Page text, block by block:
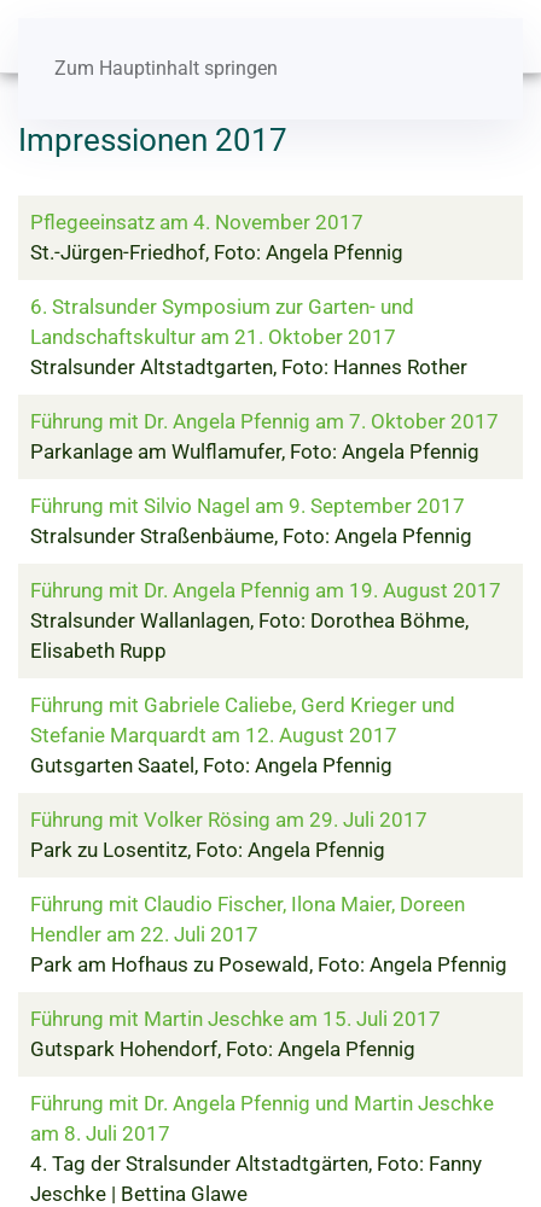
Zum Hauptinhalt springen
Impressionen 2017
Pflegeeinsatz am 4. November 2017
St.-Jürgen-Friedhof, Foto: Angela Pfennig
6. Stralsunder Symposium zur Garten- und
Landschaftskultur am 21. Oktober 2017
Stralsunder Altstadtgarten, Foto: Hannes Rother
Führung mit Dr. Angela Pfennig am 7. Oktober 2017
Parkanlage am Wulflamufer, Foto: Angela Pfennig
Führung mit Silvio Nagel am 9. September 2017
Stralsunder Straßenbäume, Foto: Angela Pfennig
Führung mit Dr. Angela Pfennig am 19. August 2017
Stralsunder Wallanlagen, Foto: Dorothea Böhme,
Elisabeth Rupp
Führung mit Gabriele Caliebe, Gerd Krieger und
Stefanie Marquardt am 12. August 2017
Gutsgarten Saatel, Foto: Angela Pfennig
Führung mit Volker Rösing am 29. Juli 2017
Park zu Losentitz, Foto: Angela Pfennig
Führung mit Claudio Fischer, Ilona Maier, Doreen
Hendler am 22. Juli 2017
Park am Hofhaus zu Posewald, Foto: Angela Pfennig
Führung mit Martin Jeschke am 15. Juli 2017
Gutspark Hohendorf, Foto: Angela Pfennig
Führung mit Dr. Angela Pfennig und Martin Jeschke
am 8. Juli 2017
4. Tag der Stralsunder Altstadtgärten, Foto: Fanny
Jeschke | Bettina Glawe